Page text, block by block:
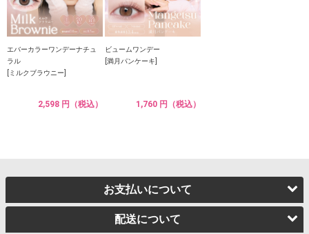
エバーカラーワンデーナチュ
ラル
[ミルクブラウニー]
2,598 円（税込）
ビュームワンデー
[満月パンケーキ]
1,760 円（税込）
お支払いについて
配送について